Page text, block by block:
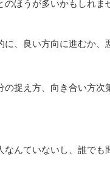
ほうが多いかもしれま
に、良い方向に進むか、
の捉え方、向き合い方次
なんていないし、誰でも